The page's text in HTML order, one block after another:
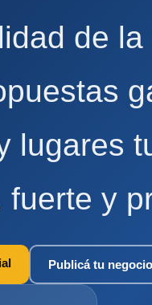
de
lugares
fuerte y
Publicá tu negocio